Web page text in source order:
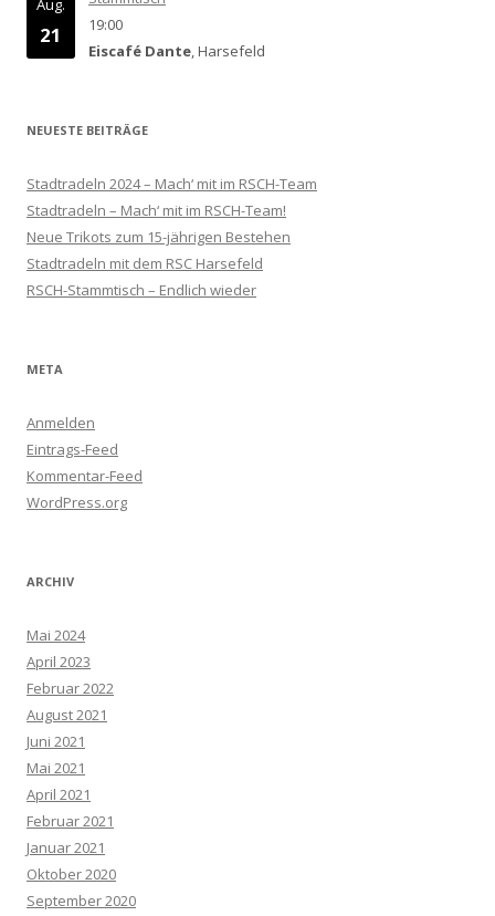
Aug.
21
19:00
Eiscafé Dante, Harsefeld
NEUESTE BEITRÄGE
Stadtradeln 2024 – Mach‘ mit im RSCH-Team
Stadtradeln – Mach‘ mit im RSCH-Team!
Neue Trikots zum 15-jährigen Bestehen
Stadtradeln mit dem RSC Harsefeld
RSCH-Stammtisch – Endlich wieder
META
Anmelden
Eintrags-Feed
Kommentar-Feed
WordPress.org
ARCHIV
Mai 2024
April 2023
Februar 2022
August 2021
Juni 2021
Mai 2021
April 2021
Februar 2021
Januar 2021
Oktober 2020
September 2020